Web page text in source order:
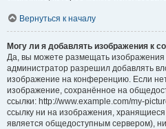
Вернуться к началу
Могу ли я добавлять изображения к
Да, вы можете размещать
администратор разрешил добавлять
изображение на конференцию. Если
изображение, сохранённое на
ссылки: http://www.example.com/my-
ссылку ни на изображения,
является общедоступным сервером),